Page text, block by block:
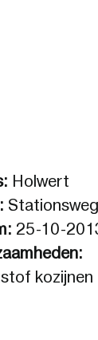
Holwert
Stationsweg
25-10-
kozijnen